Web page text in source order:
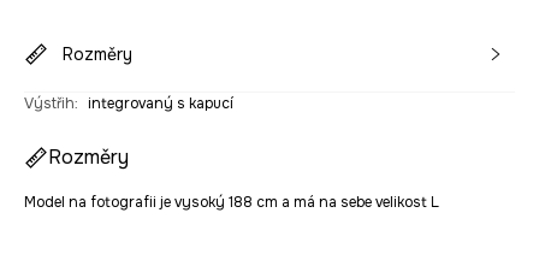
Rozměry
Výstřih: integrovaný s kapucí
Rozměry
Model na fotografii je vysoký 188 cm a má na sebe velikost L